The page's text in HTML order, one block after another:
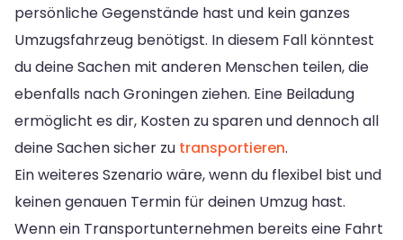
persönliche Gegenstände hast und kein ganzes
Umzugsfahrzeug benötigst. In diesem Fall könntest
du deine Sachen mit anderen Menschen teilen, die
ebenfalls nach Groningen ziehen. Eine Beiladung
ermöglicht es dir, Kosten zu sparen und dennoch all
deine Sachen sicher zu transportieren.
Ein weiteres Szenario wäre, wenn du flexibel bist und
keinen genauen Termin für deinen Umzug hast.
Wenn ein Transportunternehmen bereits eine Fahrt